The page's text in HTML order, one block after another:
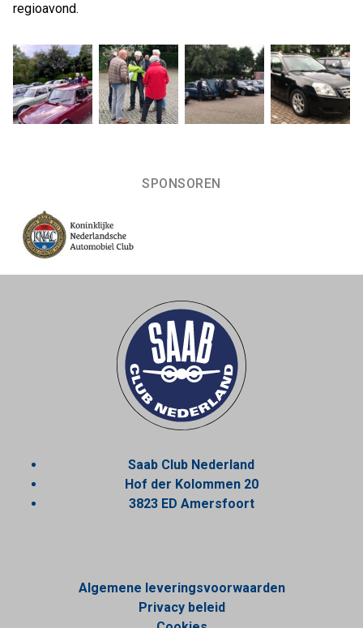
regioavond.
SPONSOREN
Saab Club Nederland
Hof der Kolommen 20
3823 ED Amersfoort
Algemene leveringsvoorwaarden
Privacy beleid